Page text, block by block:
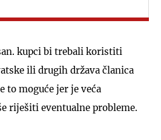
kupci bi trebali koristiti
ili drugih država članica
to moguće jer je veća
riješiti eventualne probleme.